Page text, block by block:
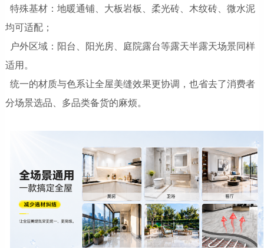
特殊基材：地暖通铺、大板岩板、柔光砖、木纹砖、微水泥
均可适配；
户外区域：阳台、阳光房、庭院露台等露天半露天场景同样
适用。
统一的材质与色系让全屋美缝效果更协调，也省去了消费者
分场景选品、多品类备货的麻烦。